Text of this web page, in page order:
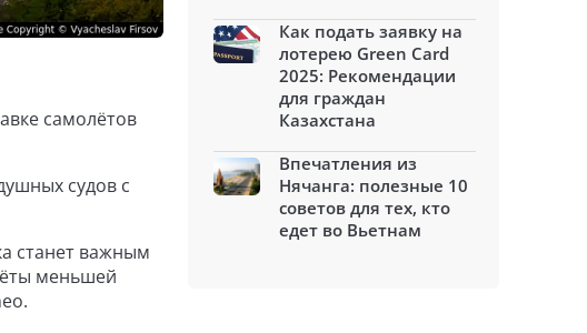
самолётов
судов с
станет важным
меньшей
Как подать заявку на
лотерею Green Card
2025: Рекомендации
для граждан
Казахстана
Впечатления из
Нячанга: полезные 10
советов для тех, кто
едет во Вьетнам